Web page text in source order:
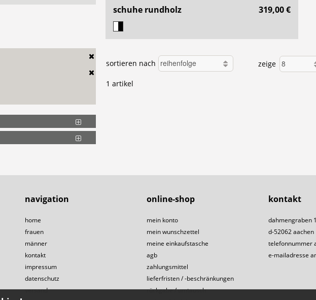
schuhe rundholz 319,00 €
sortieren nach zeige
1 artikel
navigation
home
frauen
männer
kontakt
impressum
datenschutz
versand
online-shop
mein konto
mein wunschzettel
meine einkaufstasche
agb
zahlungsmittel
lieferfristen / -beschränkungen
rückgabe / umtausch
kontakt
dahmengraben 1
d-52062 aachen
telefonnummer
e-mailadresse